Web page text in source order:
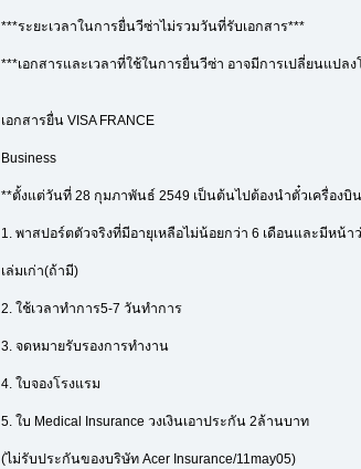
***ระยะเวลาในการยื่นวีซ่าไม่รวมวันที่รับเอกสาร***
***เอกสารและเวลาที่ใช้ในการยื่นวีซ่า อาจมีการเปลี่ยนแปล
เอกสารยื่น VISA FRANCE
Business
**ตั้งแต่วันที่ 28 กุมภาพันธ์ 2549 เป็นต้นไปต้องนำตั๋วเครื่องบิ
1. พาสปอร์ตตัวจริงที่มีอายุเหลือไม่น้อยกว่า 6 เดือนและมีหน้
เล่มเก่า(ถ้ามี)
2. ใช้เวลาทำการ5-7 วันทำการ
3. จดหมายรับรองการทำงาน
4. ใบจองโรงแรม
5. ใบ Medical Insurance วงเงินเอาประกัน 2ล้านบาท
(ไม่รับประกันของบริษัท Acer Insurance/11may05)